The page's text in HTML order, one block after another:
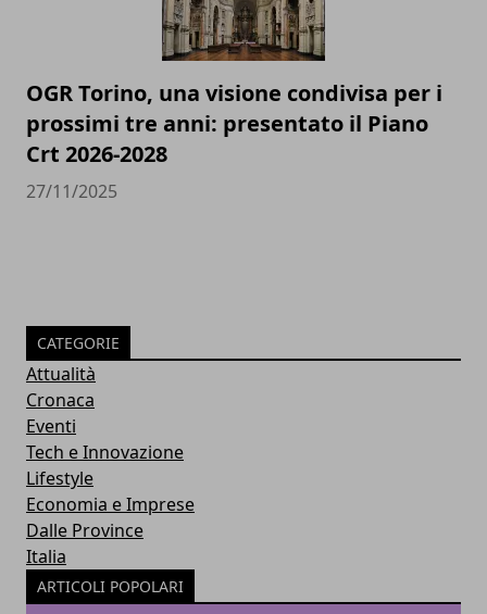
OGR Torino, una visione condivisa per i
prossimi tre anni: presentato il Piano
Crt 2026-2028
27/11/2025
CATEGORIE
Attualità
Cronaca
Eventi
Tech e Innovazione
Lifestyle
Economia e Imprese
Dalle Province
Italia
ARTICOLI POPOLARI